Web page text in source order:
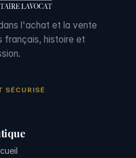
l'achat et la vente
français, histoire et
SÉCURISÉ